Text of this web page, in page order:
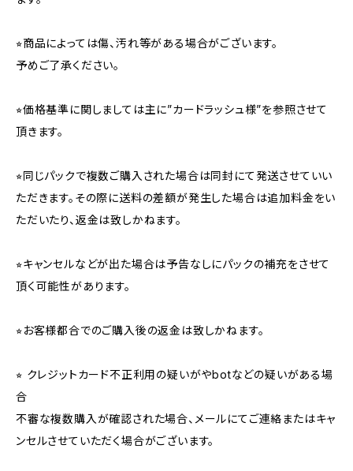
⭐︎商品によっては傷、汚れ等がある場合がございます。
予めご了承ください。
⭐︎価格基準に関しましては主に”カードラッシュ様”を参照させて
頂きます。
⭐︎同じパックで複数ご購入された場合は同封にて発送させていい
ただきます。その際に送料の差額が発生した場合は追加料金をい
ただいたり、返金は致しかねます。
⭐︎キャンセルなどが出た場合は予告なしにパックの補充をさせて
頂く可能性があります。
⭐︎お客様都合でのご購入後の返金は致しかねます。
⭐︎ クレジットカード不正利用の疑いがやbotなどの疑いがある場
合
不審な複数購入が確認された場合、メールにてご連絡またはキャ
ンセルさせていただく場合がございます。